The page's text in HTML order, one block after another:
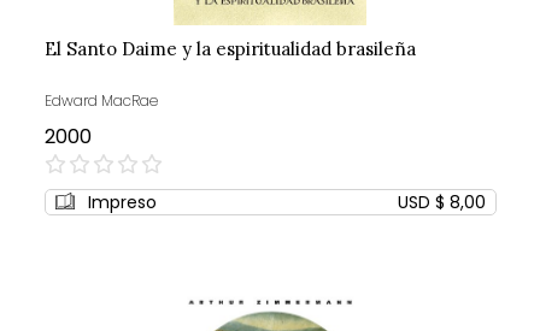
El Santo Daime y la espiritualidad brasileña
Edward MacRae
2000
0%
Impreso USD $ 8,00